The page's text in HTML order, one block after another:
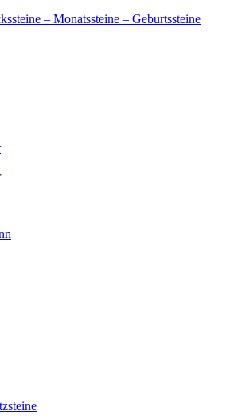
– Monatssteine – Geburtssteine